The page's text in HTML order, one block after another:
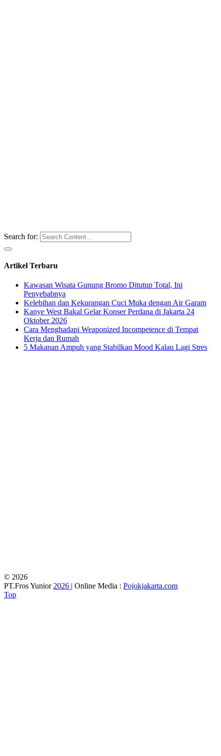
Search for:
Artikel Terbaru
Kawasan Wisata Gunung Bromo Ditutup Total, Ini
Penyebabnya
Kelebihan dan Kekurangan Cuci Muka dengan Air Garam
Kanye West Bakal Gelar Konser Perdana di Jakarta 24
Oktober 2026
Cara Menghadapi Weaponized Incompetence di Tempat
Kerja dan Rumah
5 Makanan Ampuh yang Stabilkan Mood Kalau Lagi Stres
© 2026
PT.Fros Yunior2026 | Online Media : Pojokjakarta.com
Top